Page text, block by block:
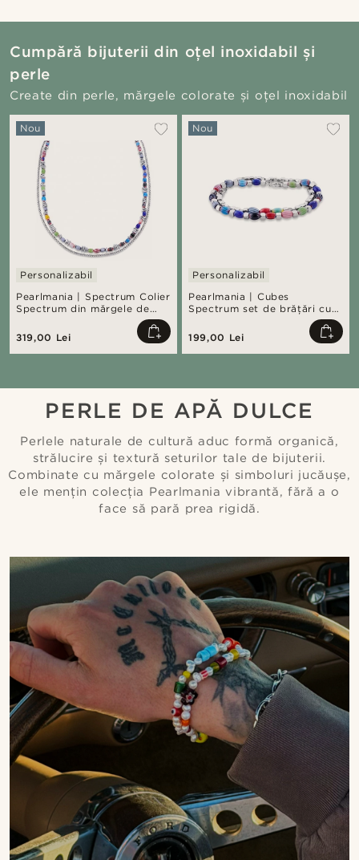
Cumpără bijuterii din oțel inoxidabil și
perle
Create din perle, mărgele colorate și oțel inoxidabil
Pearlmania | Spectrum Colier
Spectrum din mărgele de
sticlă multicolore și oțel
inoxidabil
Nou
Personalizabil
319,00 Lei
Pearlmania | Cubes
Spectrum set de brățări cu
multicolore și oțel inoxidabil
Nou
Personalizabil
199,00 Lei
PERLE DE APĂ DULCE
Perlele naturale de cultură aduc formă organică,
strălucire și textură seturilor tale de bijuterii.
Combinate cu mărgele colorate și simboluri jucăușe,
ele mențin colecția Pearlmania vibrantă, fără a o
face să pară prea rigidă.